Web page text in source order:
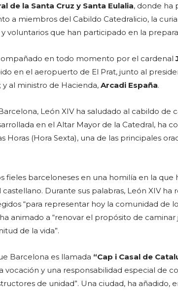
de la Santa Cruz y Santa Eulalia, donde ha
a miembros del Cabildo Catedralicio, la
voluntarios que han participado en la
en todo momento por el cardenal
en el aeropuerto de El Prat, junto al
; y al ministro de Hacienda, Arcadi España.
León XIV ha saludado al cabildo de
en el Altar Mayor de la Catedral, ha
Horas (Hora Sexta), una de las principales
fieles barceloneses en una homilía en la que
Durante sus palabras, León XIV ha
“para representar hoy la comunidad de
animado a “renovar el propósito de caminar
de la vida”.
Barcelona es llamada “Cap i Casal de
vocación y una responsabilidad especial de
de unidad”. Una ciudad, ha añadido,